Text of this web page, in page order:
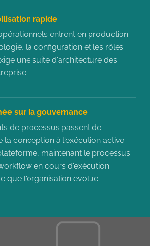
rapide
entrent en production
la configuration et les rôles
une suite d'architecture des
sur la gouvernance
de processus passent de
la conception à l'exécution active
maintenant le processus
en cours d'exécution
que l'organisation évolue.